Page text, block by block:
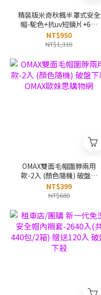
精裝版米奇秋楓半罩式安全
帽-駝色+抗uv短鏡片+6入
免洗內襯套 破盤下殺
OMAX歐妹思購物網
NT$950
NT$1,310
OMAX雙面毛帽圍脖兩用
款-2入 (顏色隨機) 破盤下
殺 OMAX歐妹思購物網
NT$399
NT$680